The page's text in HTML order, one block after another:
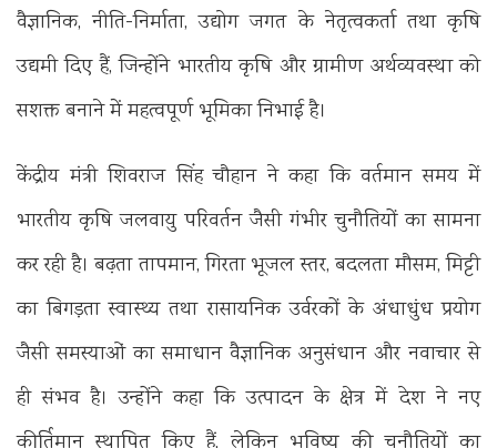
वैज्ञानिक, नीति-निर्माता, उद्योग जगत के नेतृत्वकर्ता तथा कृषि
उद्यमी दिए हैं, जिन्होंने भारतीय कृषि और ग्रामीण अर्थव्यवस्था को
सशक्त बनाने में महत्वपूर्ण भूमिका निभाई है।
केंद्रीय मंत्री शिवराज सिंह चौहान ने कहा कि वर्तमान समय में
भारतीय कृषि जलवायु परिवर्तन जैसी गंभीर चुनौतियों का सामना
कर रही है। बढ़ता तापमान, गिरता भूजल स्तर, बदलता मौसम, मिट्टी
का बिगड़ता स्वास्थ्य तथा रासायनिक उर्वरकों के अंधाधुंध प्रयोग
जैसी समस्याओं का समाधान वैज्ञानिक अनुसंधान और नवाचार से
ही संभव है। उन्होंने कहा कि उत्पादन के क्षेत्र में देश ने नए